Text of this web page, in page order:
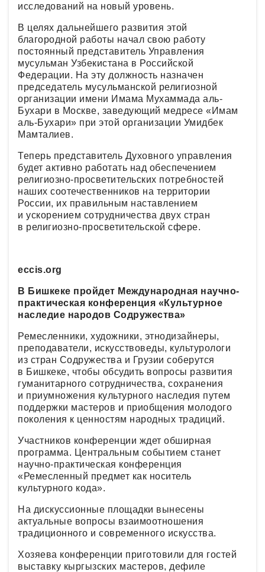
исследований на новый уровень.
В целях дальнейшего развития этой
благородной работы начал свою работу
постоянный представитель Управления
мусульман Узбекистана в Российской
Федерации. На эту должность назначен
председатель мусульманской религиозной
организации имени Имама Мухаммада аль-
Бухари в Москве, заведующий медресе «Имам
аль-Бухари» при этой организации Умидбек
Мамталиев.
Теперь представитель Духовного управления
будет активно работать над обеспечением
религиозно-просветительских потребностей
наших соотечественников на территории
России, их правильным наставлением
и ускорением сотрудничества двух стран
в религиозно-просветительской сфере.
eccis.org
В Бишкеке пройдет Международная научно-
практическая конференция «Культурное
наследие народов Содружества»
Ремесленники, художники, этнодизайнеры,
преподаватели, искусствоведы, культурологи
из стран Содружества и Грузии соберутся
в Бишкеке, чтобы обсудить вопросы развития
гуманитарного сотрудничества, сохранения
и приумножения культурного наследия путем
поддержки мастеров и приобщения молодого
поколения к ценностям народных традиций.
Участников конференции ждет обширная
программа. Центральным событием станет
научно-практическая конференция
«Ремесленный предмет как носитель
культурного кода».
На дискуссионные площадки вынесены
актуальные вопросы взаимоотношения
традиционного и современного искусства.
Хозяева конференции приготовили для гостей
выставку кыргызских мастеров, дефиле